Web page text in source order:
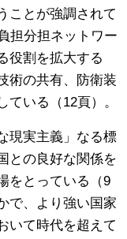
ことが強調されて
担分担ネットワー
役割を拡大する
術の共有、防衛装
いる（12頁）。
現実主義」なる標
との良好な関係を
をとっている（9
で、より強い国家
いて時代を超えて